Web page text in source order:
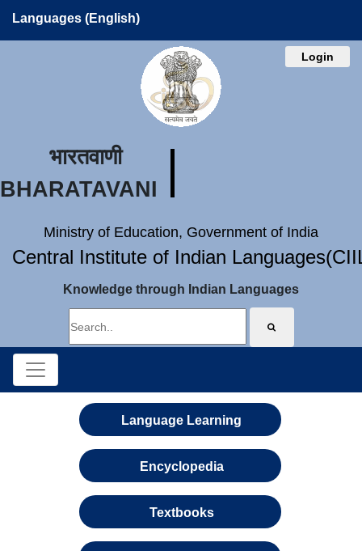
Languages (English)
Login
भारतवाणी
BHARATAVANI
Ministry of Education, Government of India
Central Institute of Indian
Knowledge through Indian Languages
Language Learning
Encyclopedia
Textbooks